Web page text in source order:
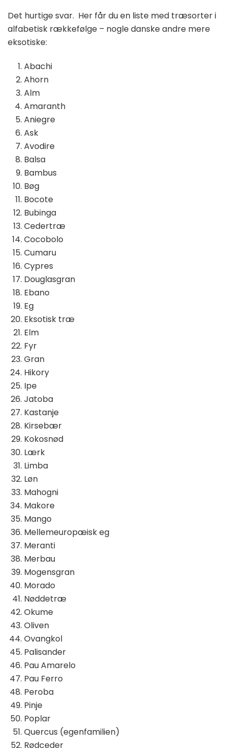
Det hurtige svar. Her får du en liste med træsorter i
alfabetisk rækkefølge – nogle danske andre mere
eksotiske:
Abachi
Ahorn
Alm
Amaranth
Aniegre
Ask
Avodire
Balsa
Bambus
Bøg
Bocote
Bubinga
Cedertræ
Cocobolo
Cumaru
Cypres
Douglasgran
Ebano
Eg
Eksotisk træ
Elm
Fyr
Gran
Hikory
Ipe
Jatoba
Kastanje
Kirsebær
Kokosnød
Lærk
Limba
Løn
Mahogni
Makore
Mango
Mellemeuropæisk eg
Meranti
Merbau
Mogensgran
Morado
Nøddetræ
Okume
Oliven
Ovangkol
Palisander
Pau Amarelo
Pau Ferro
Peroba
Pinje
Poplar
Quercus (egenfamilien)
Rødceder